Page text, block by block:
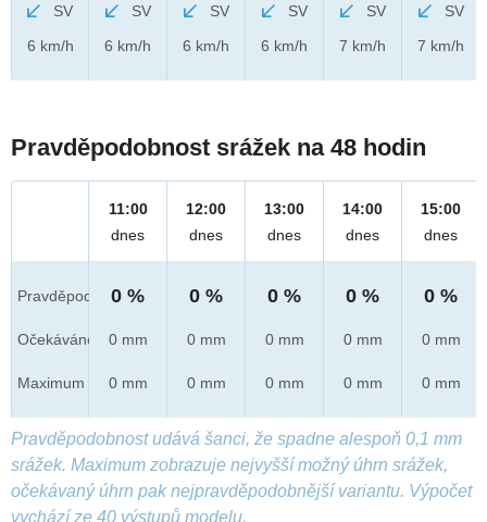
SV
6 km/h
SV
6 km/h
SV
6 km/h
SV
6 km/h
SV
7 km/h
SV
7 km/h
Pravděpodobnost srážek na 48 hodin
Pravděpod.
Očekáváno
Maximum
11:00
dnes
0 %
0 mm
0 mm
12:00
dnes
0 %
0 mm
0 mm
13:00
dnes
0 %
0 mm
0 mm
14:00
dnes
0 %
0 mm
0 mm
15:00
dnes
0 %
0 mm
0 mm
Pravděpodobnost udává šanci, že spadne alespoň 0,1 mm
srážek. Maximum zobrazuje nejvyšší možný úhrn srážek,
očekávaný úhrn pak nejpravděpodobnější variantu. Výpočet
vychází ze 40 výstupů modelu.